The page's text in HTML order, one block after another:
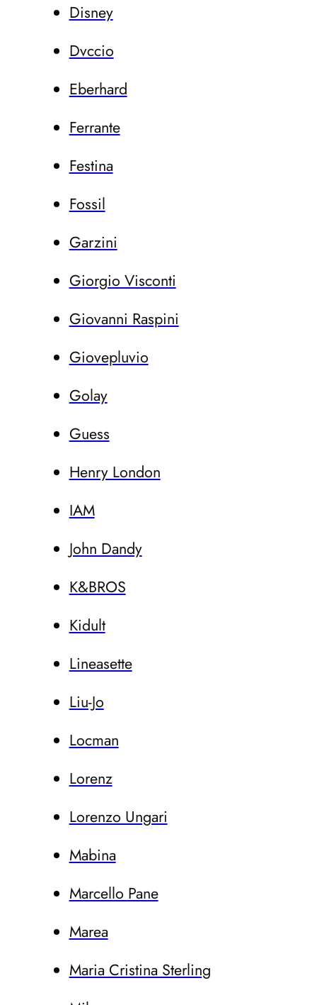
Disney
Dvccio
Eberhard
Ferrante
Festina
Fossil
Garzini
Giorgio Visconti
Giovanni Raspini
Giovepluvio
Golay
Guess
Henry London
IAM
John Dandy
K&BROS
Kidult
Lineasette
Liu-Jo
Locman
Lorenz
Lorenzo Ungari
Mabina
Marcello Pane
Marea
Maria Cristina Sterling